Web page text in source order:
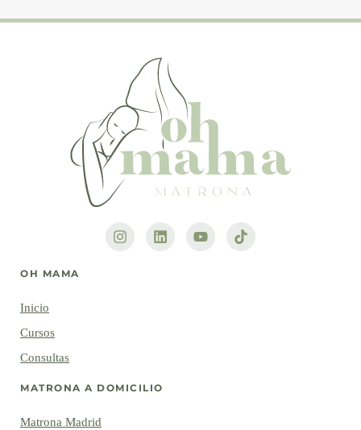
OH MAMA
Inicio
Cursos
Consultas
MATRONA A DOMICILIO
Matrona Madrid